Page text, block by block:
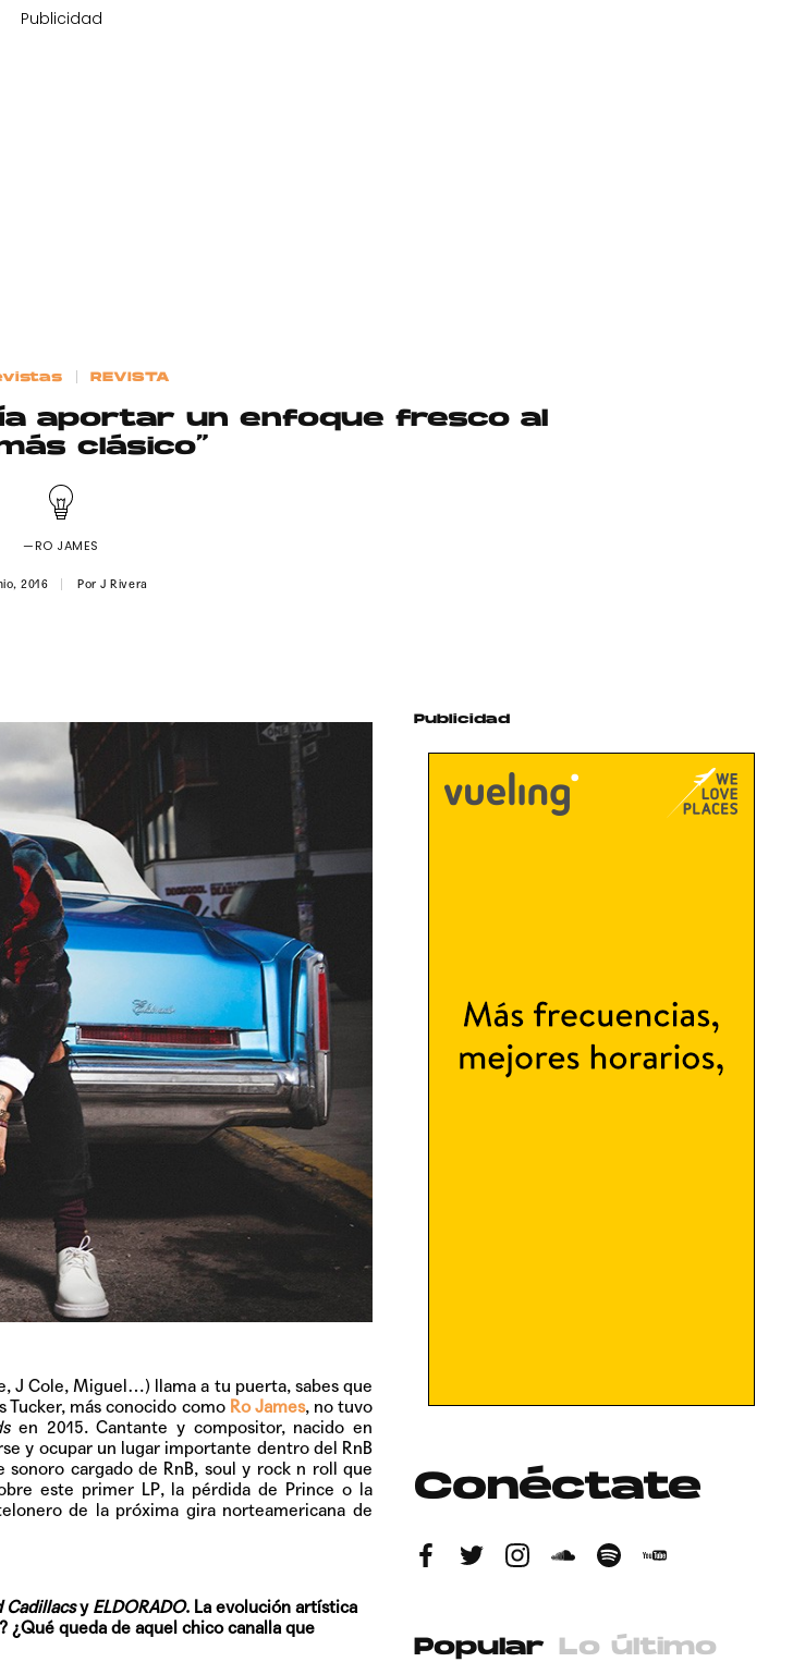
Publicidad
REVISTA
aportar un enfoque fresco al
clásico”
—RO JAMES
2016 PorJ Rivera
J Cole, Miguel…) llama a tu puerta, sabes que
más conocido como Ro James, no tuvo
en 2015. Cantante y compositor, nacido en
y ocupar un lugar importante dentro del RnB
sonoro cargado de RnB, soul y rock n roll que
este primer LP, la pérdida de Prince o la
de la próxima gira norteamericana de
Cadillacsy ELDORADO. La evolución artística
queda de aquel chico canalla que
Publicidad
Conéctate
Popular Lo último